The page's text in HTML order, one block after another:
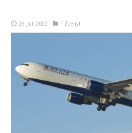
29. juli 2022 Flådenyt